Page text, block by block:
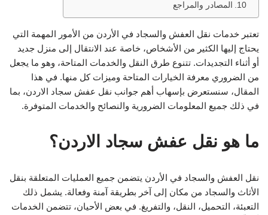
المصادر والمراجع
تعتبر خدمات نقل العفش والسجاد في الأردن من الأمور المهمة التي
يحتاج إليها الكثير من الأشخاص، خاصة عند الانتقال إلى منزل جديد
أو أثناء التجديدات. تتنوع طرق النقل والخدمات المتاحة، وهو ما يجعل
من الضروري معرفة الخيارات المتاحة وميزات كل منها. في هذا
المقال، سنستعرض بإسهاب أهم جوانب نقل عفش سجاد الاردن، بما
في ذلك جميع المعلومات الضرورية والنصائح والخدمات المتوفرة.
ما هو نقل عفش سجاد الاردن؟
نقل العفش والسجاد في الأردن يتضمن جميع العمليات المتعلقة بنقل
الأثاث والسجاد من مكان إلى آخر بطريقة آمنة وفعالة. يشمل ذلك
التعبئة، التحميل، النقل، والتفريغ. في بعض الأحيان، تتضمن الخدمات